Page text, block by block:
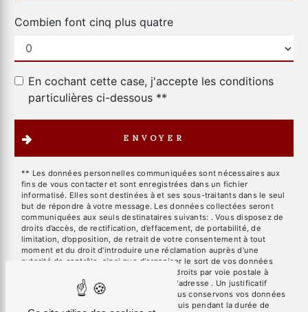
Combien font cinq plus quatre
En cochant cette case, j'accepte les conditions
particulières ci-dessous **
ENVOYER
** Les données personnelles communiquées sont nécessaires aux
fins de vous contacter et sont enregistrées dans un fichier
informatisé. Elles sont destinées à et ses sous-traitants dans le seul
but de répondre à votre message. Les données collectées seront
communiquées aux seuls destinataires suivants: . Vous disposez de
droits d’accès, de rectification, d’effacement, de portabilité, de
limitation, d’opposition, de retrait de votre consentement à tout
moment et du droit d’introduire une réclamation auprès d’une
autorité de contrôle, ainsi que d’organiser le sort de vos données
post-mortem. Vous pouvez exercer ces droits par voie postale à
l'adresse ou par courrier électronique à l'adresse . Un justificatif
d'identité pourra vous être demandé. Nous conservons vos données
pendant la période de prise de contact puis pendant la durée de